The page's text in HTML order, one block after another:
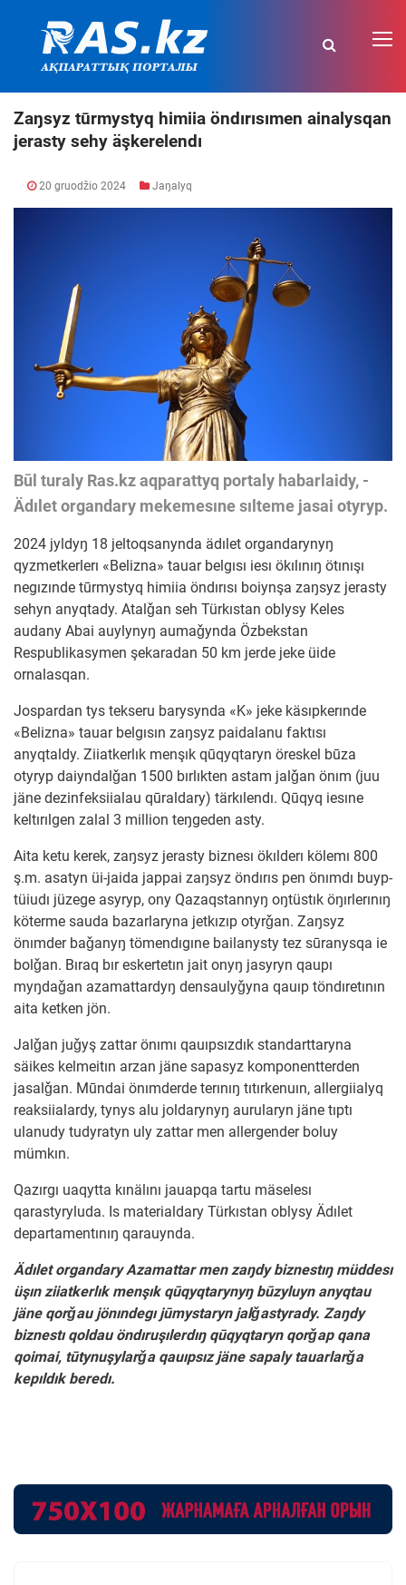
Zaŋsyz tūrmystyq himiia öndırısımen ainalysqan
jerasty sehy äşkerelendı
20 gruodžio 2024 Jaŋalyq
Būl turaly Ras.kz aqparattyq portaly habarlaidy, -
Ädılet organdary mekemesıne sılteme jasai otyryp.
2024 jyldyŋ 18 jeltoqsanynda ädılet organdarynyŋ
qyzmetkerlerı «Belizna» tauar belgısı iesı ökılınıŋ ötınışı
negızınde tūrmystyq himiia öndırısı boiynşa zaŋsyz jerasty
sehyn anyqtady. Atalǧan seh Türkıstan oblysy Keles
audany Abai auylynyŋ aumaǧynda Özbekstan
Respublikasymen şekaradan 50 km jerde jeke üide
ornalasqan.
Jospardan tys tekseru barysynda «K» jeke käsıpkerınde
«Belizna» tauar belgısın zaŋsyz paidalanu faktısı
anyqtaldy. Ziiatkerlık menşık qūqyqtaryn öreskel būza
otyryp daiyndalǧan 1500 bırlıkten astam jalǧan önım (juu
jäne dezinfeksiialau qūraldary) tärkılendı. Qūqyq iesıne
keltırılgen zalal 3 million teŋgeden asty.
Aita ketu kerek, zaŋsyz jerasty biznesı ökılderı kölemı 800
ş.m. asatyn üi-jaida jappai zaŋsyz öndırıs pen önımdı buyp-
tüiudı jüzege asyryp, ony Qazaqstannyŋ oŋtüstık öŋırlerınıŋ
köterme sauda bazarlaryna jetkızıp otyrǧan. Zaŋsyz
önımder baǧanyŋ tömendıgıne bailanysty tez sūranysqa ie
bolǧan. Bıraq bır eskertetın jait onyŋ jasyryn qaupı
myŋdaǧan azamattardyŋ densaulyǧyna qauıp töndıretının
aita ketken jön.
Jalǧan juǧyş zattar önımı qauıpsızdık standarttaryna
säikes kelmeitın arzan jäne sapasyz komponentterden
jasalǧan. Mūndai önımderde terınıŋ tıtırkenuın, allergiialyq
reaksiialardy, tynys alu joldarynyŋ aurularyn jäne tıptı
ulanudy tudyratyn uly zattar men allergender boluy
mümkın.
Qazırgı uaqytta kınälını jauapqa tartu mäselesı
qarastyryluda. Is materialdary Türkıstan oblysy Ädılet
departamentınıŋ qarauynda.
Ädılet organdary Azamattar men zaŋdy biznestıŋ müddesı
üşın ziiatkerlık menşık qūqyqtarynyŋ būzyluyn anyqtau
jäne qorǧau jönındegı jūmystaryn jalǧastyrady. Zaŋdy
biznestı qoldau öndıruşılerdıŋ qūqyqtaryn qorǧap qana
qoimai, tūtynuşylarǧa qauıpsız jäne sapaly tauarlarǧa
kepıldık beredı.